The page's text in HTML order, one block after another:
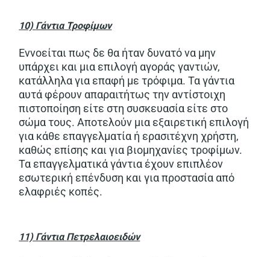
10) ΓάντιαΤροφίμων
Εννοείται πως δε θα ήταν δυνατό να μην
υπάρχει και μια επιλογή αγοράς γαντιών,
κατάλληλα για επαφή με τρόφιμα. Τα γάντια
αυτά φέρουν απαραιτήτως την αντίστοιχη
πιστοποίηση είτε στη συσκευασία είτε στο
σώμα τους. Αποτελούν μια εξαιρετική επιλογή
για κάθε επαγγελματία ή ερασιτέχνη χρήστη,
καθώς επίσης και για βιομηχανίες τροφίμων.
Τα επαγγελματικά γάντια έχουν επιπλέον
εσωτερική επένδυση και για προστασία από
ελαφριές κοπές.
11) Γάντια Πετρελαιοειδών